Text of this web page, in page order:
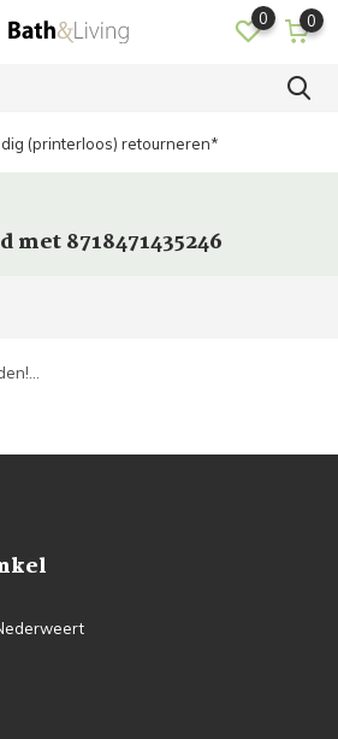
0 0
(printerloos) retourneren*
met 8718471435246